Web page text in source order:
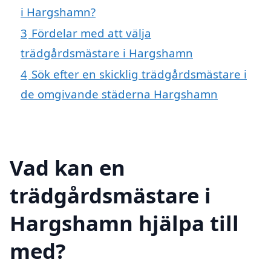
i Hargshamn?
3 Fördelar med att välja
trädgårdsmästare i Hargshamn
4 Sök efter en skicklig trädgårdsmästare i
de omgivande städerna Hargshamn
Vad kan en
trädgårdsmästare i
Hargshamn hjälpa till
med?